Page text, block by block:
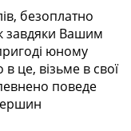
безоплатно
завдяки Вашим
юному
це, візьме в свої
поведе